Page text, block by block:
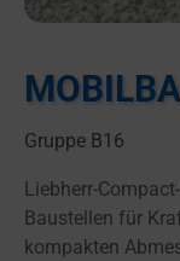
Gruppe B16
Liebherr-
Baustellen für
kompakten